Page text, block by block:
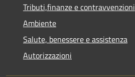
Tributi,finanze e contravvenzioni
Ambiente
Salute, benessere e assistenza
Autorizzazioni